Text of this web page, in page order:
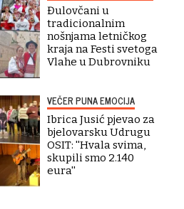
Đulovčani u
tradicionalnim
nošnjama letničkog
kraja na Festi svetoga
Vlahe u Dubrovniku
VEČER PUNA EMOCIJA
Ibrica Jusić pjevao za
bjelovarsku Udrugu
OSIT: ''Hvala svima,
skupili smo 2.140
eura''